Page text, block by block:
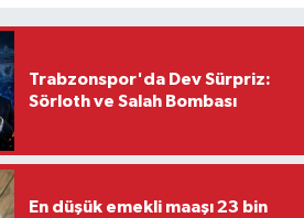
Trabzonspor'da Dev Sürpriz:
Sörloth ve Salah Bombası
En düşük emekli maaşı 23 bin